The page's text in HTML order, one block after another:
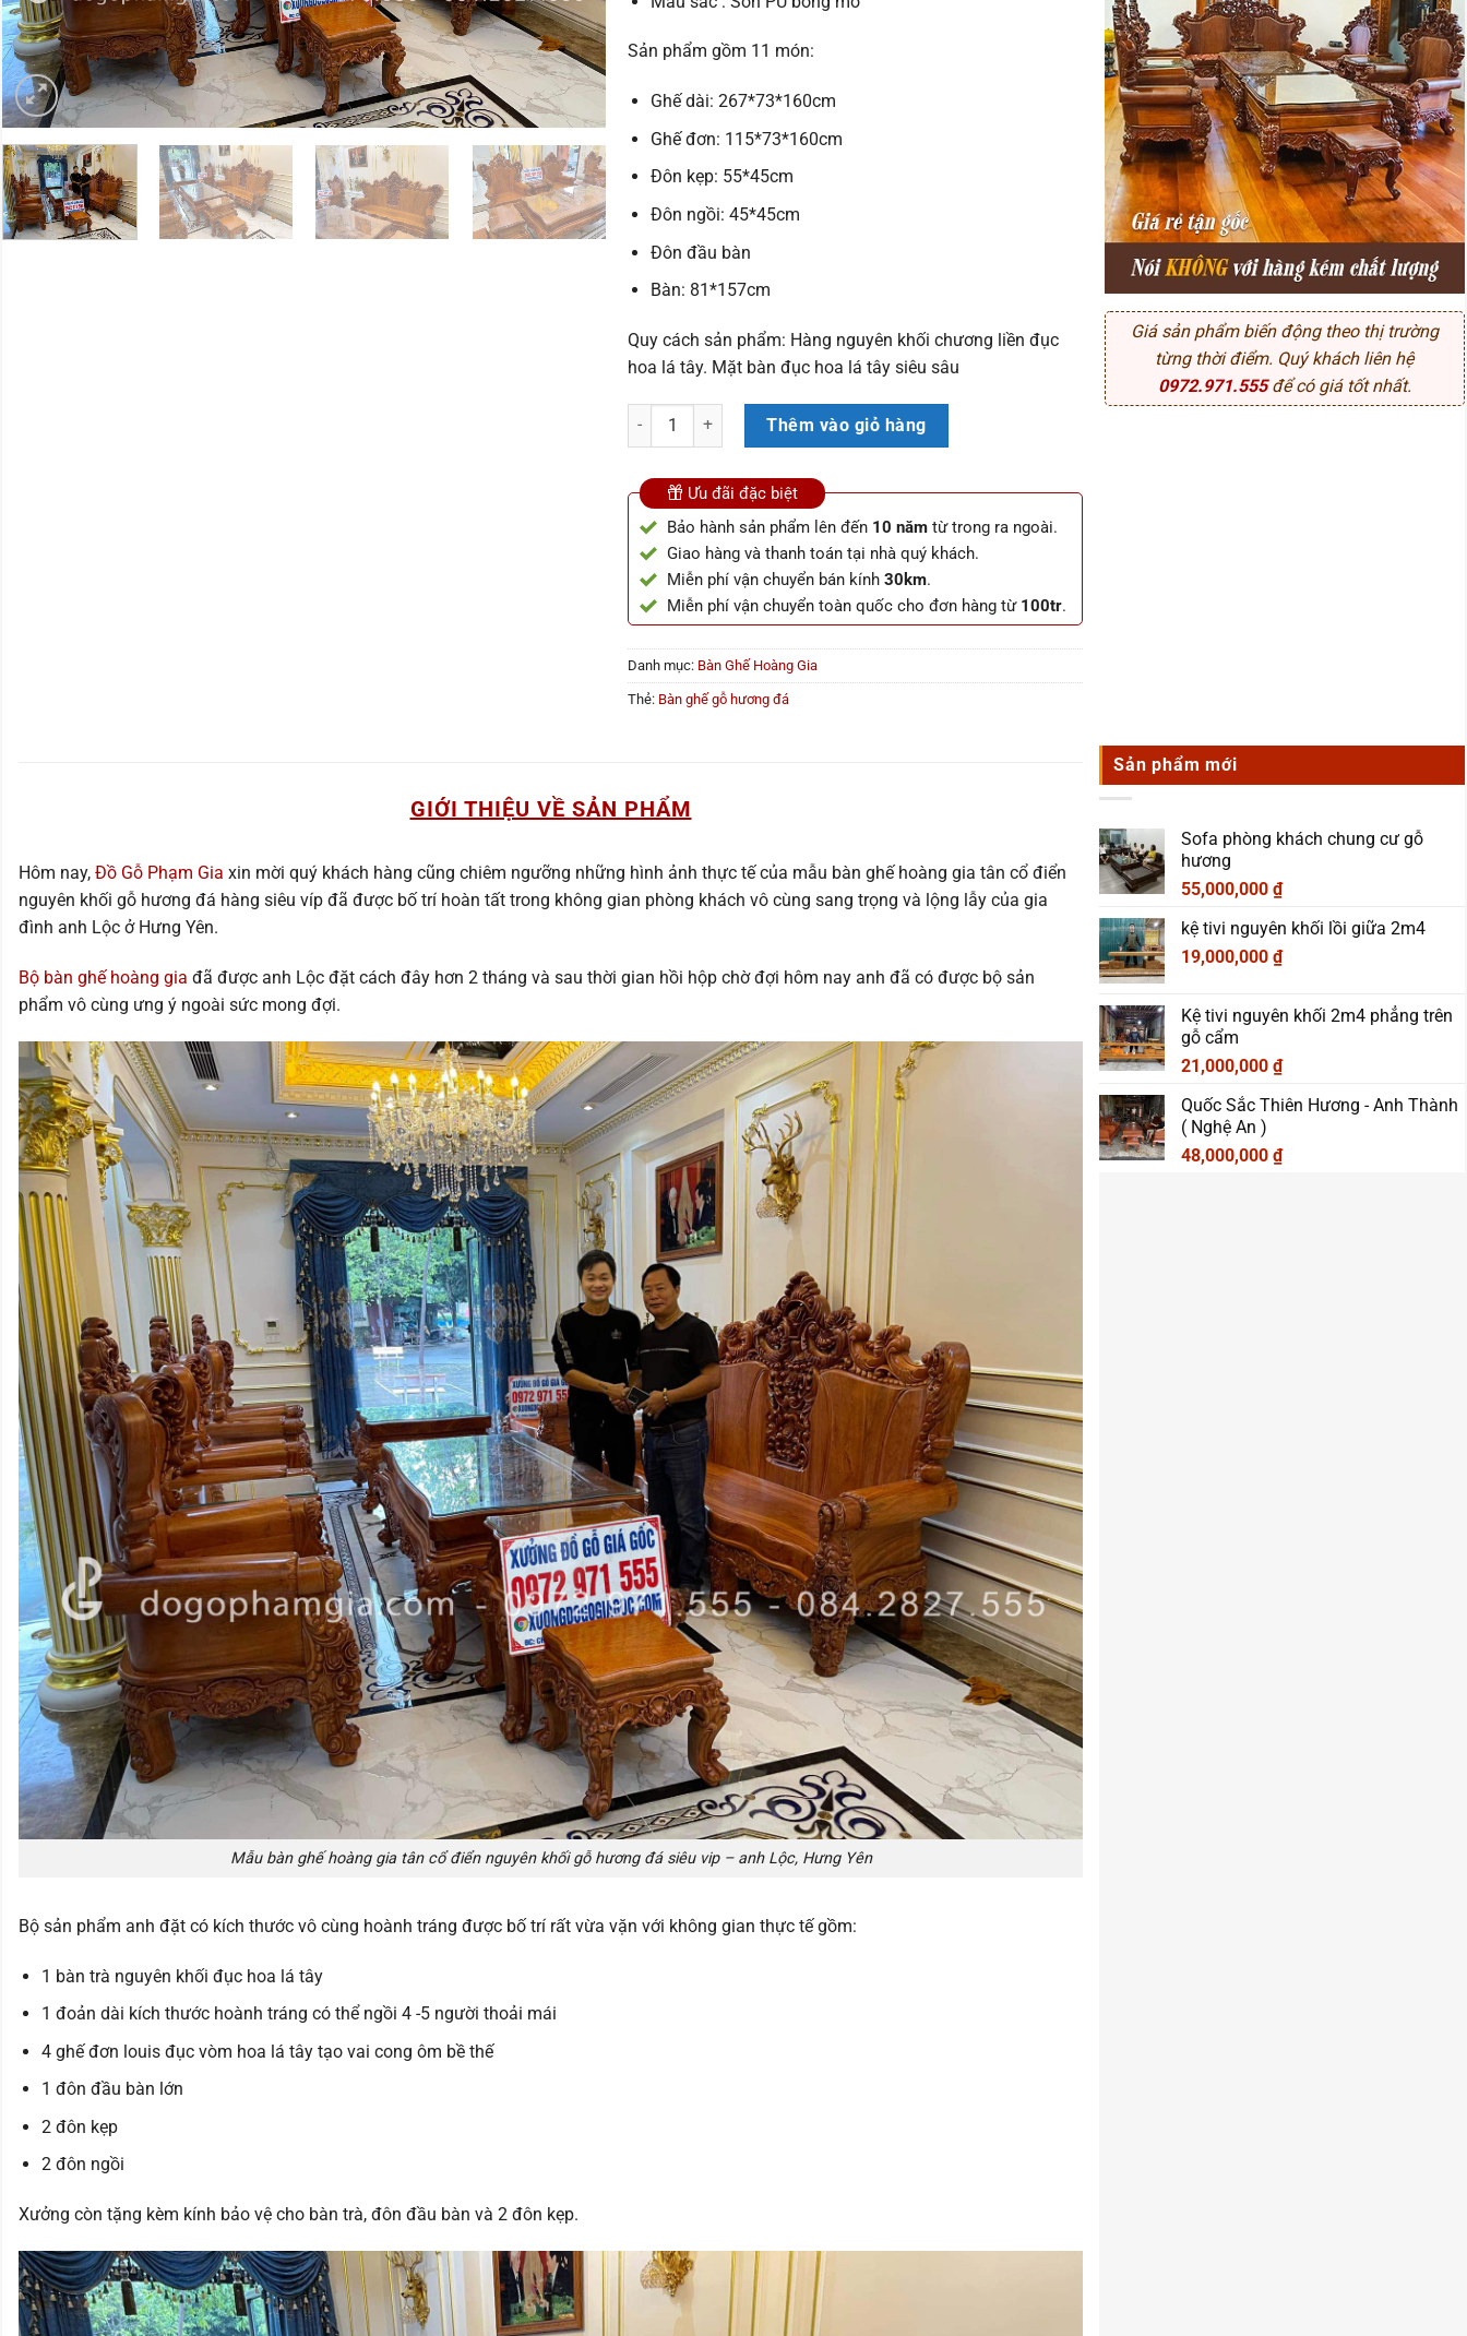
Sản phẩm gồm 11 món:
Ghế dài: 267*73*160cm
Ghế đơn: 115*73*160cm
Đôn kẹp: 55*45cm
Đôn ngồi: 45*45cm
Đôn đầu bàn
Bàn: 81*157cm
Quy cách sản phẩm: Hàng nguyên khối chương liền đục
hoa lá tây. Mặt bàn đục hoa lá tây siêu sâu
Mẫu Bàn Ghế Hoàng Gia Tân Cổ Điển Nguyên Khối Gỗ Hương Đá Siêu Vip (Anh Lộc, Hưng Yên) số lượng
Thêm vào giỏ hàng
Ưu đãi đặc biệt
Bảo hành sản phẩm lên đến 10 năm từ trong ra ngoài.
Giao hàng và thanh toán tại nhà quý khách.
Miễn phí vận chuyển bán kính30km.
Miễn phí vận chuyển toàn quốc cho đơn hàng từ 100tr.
Danh mục: Bàn Ghế Hoàng Gia
Thẻ: Bàn ghế gỗ hương đá
Giá sản phẩm biến động theo thị trường
từng thời điểm. Quý khách liên hệ
0972.971.555để có giá tốt nhất.
GIỚI THIỆU VỀ SẢN PHẨM
Hôm nay, Đồ Gỗ Phạm Gia xin mời quý khách hàng cũng chiêm ngưỡng những hình ảnh thực tế của mẫu bàn ghế hoàng gia tân cổ điển
nguyên khối gỗ hương đá hàng siêu víp đã được bố trí hoàn tất trong không gian phòng khách vô cùng sang trọng và lộng lẫy của gia
đình anh Lộc ở Hưng Yên.
Bộ bàn ghế hoàng gia đã được anh Lộc đặt cách đây hơn 2 tháng và sau thời gian hồi hộp chờ đợi hôm nay anh đã có được bộ sản
phẩm vô cùng ưng ý ngoài sức mong đợi.
Mẫu bàn ghế hoàng gia tân cổ điển nguyên khối gỗ hương đá siêu vip – anh Lộc, Hưng Yên
Bộ sản phẩm anh đặt có kích thước vô cùng hoành tráng được bố trí rất vừa vặn với không gian thực tế gồm:
1 bàn trà nguyên khối đục hoa lá tây
1 đoản dài kích thước hoành tráng có thể ngồi 4 -5 người thoải mái
4 ghế đơn louis đục vòm hoa lá tây tạo vai cong ôm bề thế
1 đôn đầu bàn lớn
2 đôn kẹp
2 đôn ngồi
Xưởng còn tặng kèm kính bảo vệ cho bàn trà, đôn đầu bàn và 2 đôn kẹp.
Sản phẩm mới
Sofa phòng khách chung cư gỗ
hương
55,000,000 ₫
kệ tivi nguyên khối lồi giữa 2m4
19,000,000 ₫
Kệ tivi nguyên khối 2m4 phẳng trên
gỗ cẩm
21,000,000 ₫
Quốc Sắc Thiên Hương - Anh Thành
( Nghệ An )
48,000,000 ₫